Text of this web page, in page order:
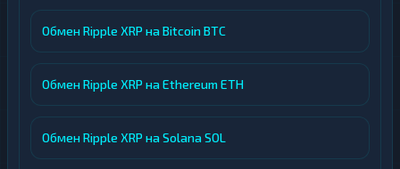
Обмен Ripple XRP на Bitcoin BTC
Обмен Ripple XRP на Ethereum ETH
Обмен Ripple XRP на Solana SOL